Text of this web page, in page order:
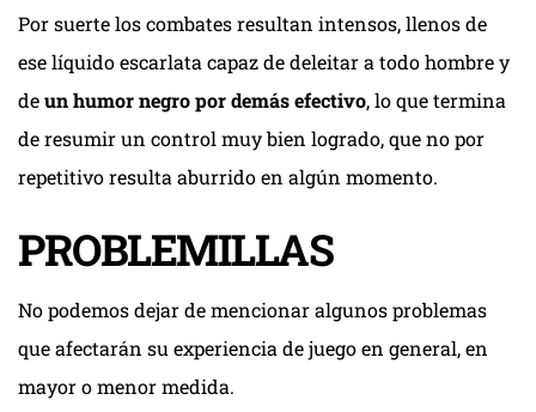
Por suerte los combates resultan intensos, llenos de
ese líquido escarlata capaz de deleitar a todo hombre y
deun humor negro por demás efectivo, lo que termina
de resumir un control muy bien logrado, que no por
repetitivo resulta aburrido en algún momento.
PROBLEMILLAS
No podemos dejar de mencionar algunos problemas
que afectarán su experiencia de juego en general, en
mayor o menor medida.